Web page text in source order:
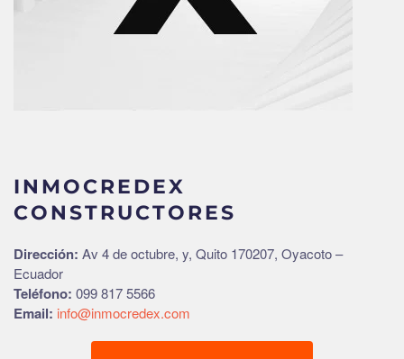
INMOCREDEX
CONSTRUCTORES
Dirección: Av 4 de octubre, y, Quito 170207, Oyacoto –
Ecuador
Teléfono: 099 817 5566
Email: info@inmocredex.com